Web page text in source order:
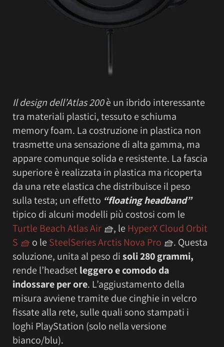
Il design dell’Atlas 200è un ibrido interessante
tra materiali plastici, tessuto e schiuma
memory foam. La costruzione in plastica non
trasmette una sensazione di alta gamma, ma
appare comunque solida e resistente. La fascia
superiore è realizzata in plastica ma ricoperta
da una rete elastica che distribuisce il peso
sulla testa; un effetto “floating headband”
tipico di alcuni modelli più costosi com le
Turtle Beach Atlas Air 🧺, le HyperX Cloud Orbit
S 🧺 o le SteelSeries Arctis Nova Pro 🧺. Questa
soluzione, unita al peso disoli 280 grammi,
rende l’headsetleggero e comodo da
indossare per ore. L’aggiustamento della
misura avviene tramite due cinghie in velcro
fissate alla rete, sulle quali sono stampati i
loghi PlayStation (solo nella versione
bianco/blu).